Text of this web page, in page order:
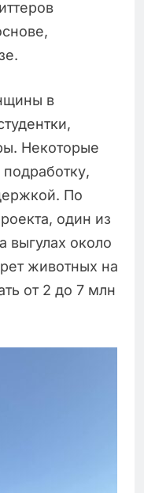
в
Некоторые
подработку,
По
один из
выгулах около
животных на
от 2 до 7 млн